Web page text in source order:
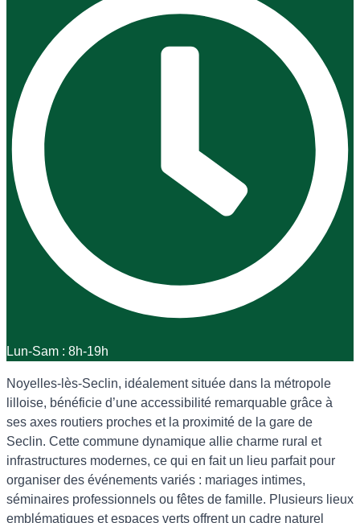
Lun-Sam : 8h-19h
Noyelles-lès-Seclin, idéalement située dans la métropole
lilloise, bénéficie d’une accessibilité remarquable grâce à
ses axes routiers proches et la proximité de la gare de
Seclin. Cette commune dynamique allie charme rural et
infrastructures modernes, ce qui en fait un lieu parfait pour
organiser des événements variés : mariages intimes,
séminaires professionnels ou fêtes de famille. Plusieurs lieux
emblématiques et espaces verts offrent un cadre naturel